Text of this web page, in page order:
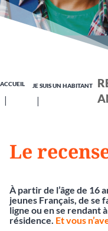
ACCUEIL JE SUIS UN HABITANT
Le
À partir de l’âge de 16
jeunes Français, de se
ligne ou en se rendant
résidence. Et vous